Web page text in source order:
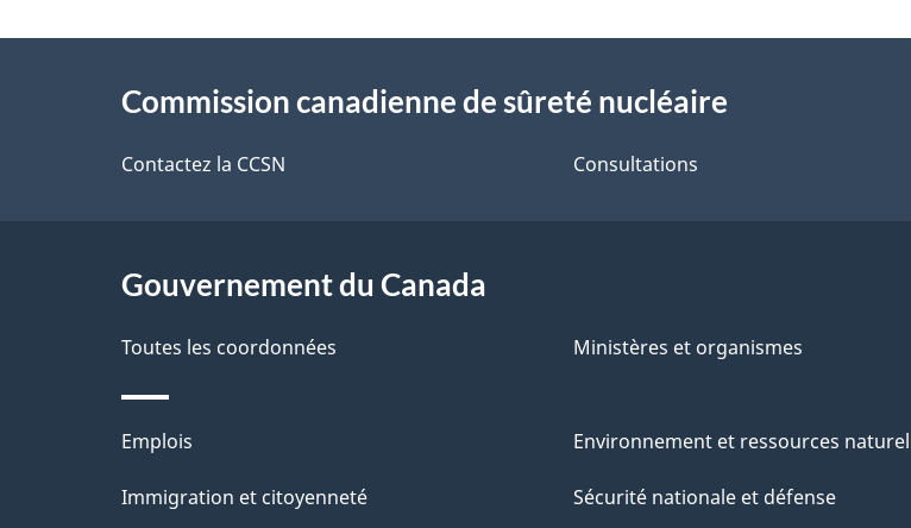
a
i
s
d
e
l
proposCommission canadienne de sûreté nucléaire
Contactez la CCSN Consultations
Gouvernement du Canada
Toutes les coordonnées Ministères et organismes
Thèmes
et
Emplois
Immigration et citoyenneté
Environnement et ressources
Sécurité nationale et défense